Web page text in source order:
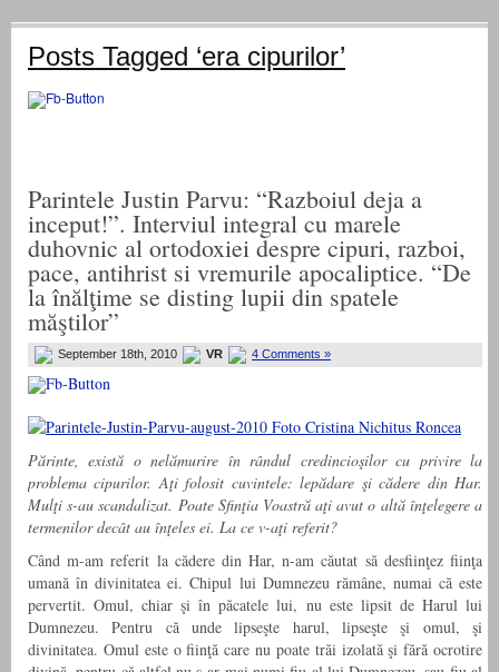
Posts Tagged ‘era cipurilor’
Parintele Justin Parvu: “Razboiul deja a
inceput!”. Interviul integral cu marele
duhovnic al ortodoxiei despre cipuri, razboi,
pace, antihrist si vremurile apocaliptice. “De
la înălţime se disting lupii din spatele
măştilor”
September 18th, 2010 VR 4 Comments »
Părinte, există o nelămurire în rândul credincioşilor cu privire la
problema cipurilor. Aţi folosit cuvintele: lepădare şi cădere din Har.
Mulţi s-au scandalizat. Poate Sfinţia Voastră aţi avut o altă înţelegere a
termenilor decât au înţeles ei. La ce v-aţi referit?
Când m-am referit la cădere din Har, n-am căutat să desfiinţez fiinţa
umană în divinitatea ei. Chipul lui Dumnezeu rămâne, numai că este
pervertit. Omul, chiar şi în păcatele lui, nu este lipsit de Harul lui
Dumnezeu. Pentru că unde lipseşte harul, lipseşte şi omul, şi
divinitatea. Omul este o fiinţă care nu poate trăi izolată şi fără ocrotire